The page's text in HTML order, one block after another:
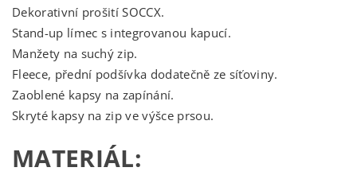
Dekorativní prošití SOCCX.
Stand-up límec s integrovanou kapucí.
Manžety na suchý zip.
Fleece, přední podšívka dodatečně ze síťoviny.
Zaoblené kapsy na zapínání.
Skryté kapsy na zip ve výšce prsou.
MATERIÁL: